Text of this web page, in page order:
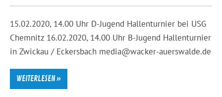
15.02.2020, 14.00 Uhr D-Jugend Hallenturnier bei USG
Chemnitz 16.02.2020, 14.00 Uhr B-Jugend Hallenturnier
in Zwickau / Eckersbach media@wacker-auerswalde.de
WEITERLESEN »